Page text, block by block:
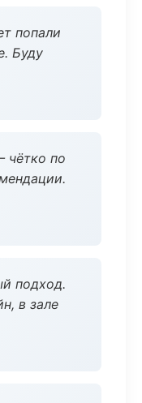
попали
Буду
чётко по
подход.
в зале